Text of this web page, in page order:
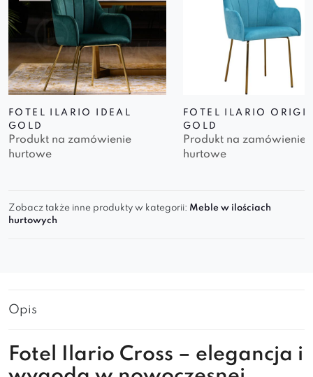
FOTEL ILARIO IDEAL
GOLD
Produkt na zamówienie
hurtowe
FOTEL ILARIO
GOLD
Produkt na zamówienie
hurtowe
Zobacz także inne produkty w kategorii: Meble w ilościach
hurtowych
Opis
Fotel Ilario Cross – elegancja i